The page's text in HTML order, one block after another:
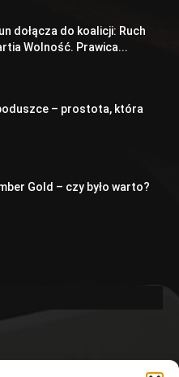
dołącza do koalicji: Ruch
Wolność. Prawica...
– prostota, która
Gold – czy było warto?